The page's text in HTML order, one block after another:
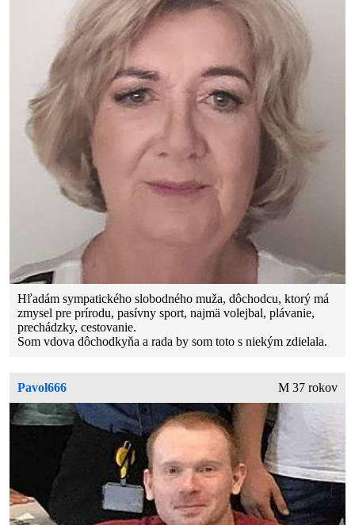
Hľadám sympatického slobodného muža, dôchodcu, ktorý má
zmysel pre prírodu, pasívny sport, najmä volejbal, plávanie,
prechádzky, cestovanie.
Som vdova dôchodkyňa a rada by som toto s niekým zdielala.
Pavol666 M 37 rokov